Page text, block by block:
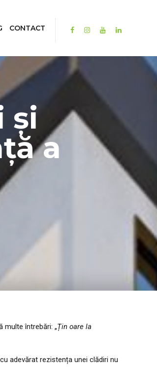
CONTACT
și
a
multe întrebări: „Țin oare la
adevărat rezistența unei clădiri nu